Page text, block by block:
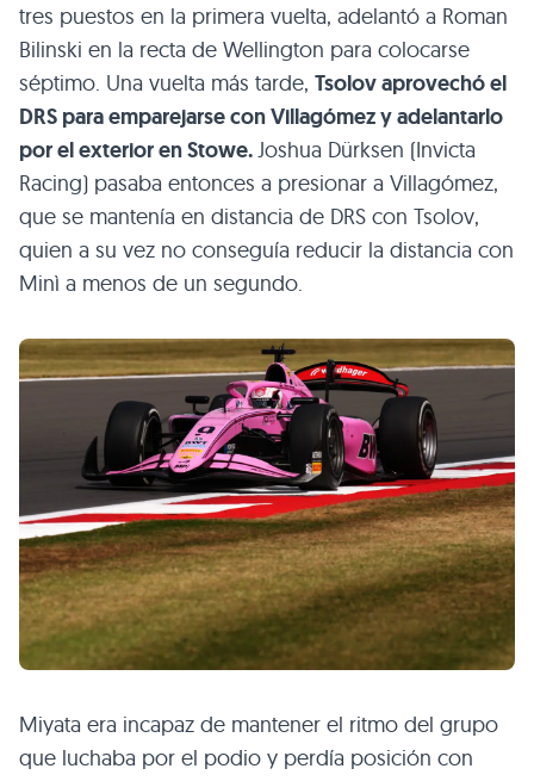
tres puestos en la primera vuelta, adelantó a Roman
Bilinski en la recta de Wellington para colocarse
séptimo. Una vuelta más tarde, Tsolov aprovechó el
DRS para emparejarse con Villagómez y adelantarlo
por el exterior en Stowe.Joshua Dürksen (Invicta
Racing) pasaba entonces a presionar a Villagómez,
que se mantenía en distancia de DRS con Tsolov,
quien a su vez no conseguía reducir la distancia con
Minì a menos de un segundo.
Miyata era incapaz de mantener el ritmo del grupo
que luchaba por el podio y perdía posición con